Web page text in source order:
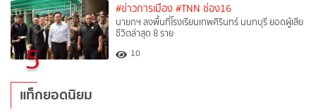
5
#ข่าวการเมือง #TNN ช่อง16
นายกฯ ลงพื้นที่โรงเรียนเทพศิรินทร์ นนทบุรี ยอดผู้เสีย
ชีวิตล่าสุด 8 ราย
10
แท็กยอดนิยม